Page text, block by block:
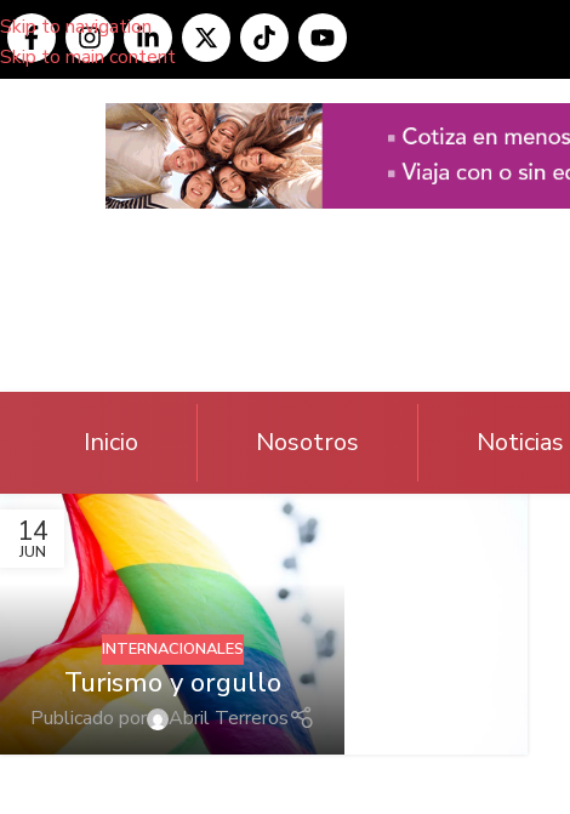
Skip to navigation
Skip to main content
Inicio Nosotros Noticias
14
JUN
INTERNACIONALES
Turismo y orgullo
Publicado por Abril Terreros